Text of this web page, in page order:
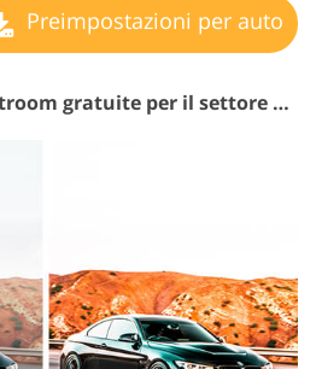
Preimpostazioni per auto
Preimpostazioni Lightroom gratuite per il settore automobilistico n. 14 "Recaro"